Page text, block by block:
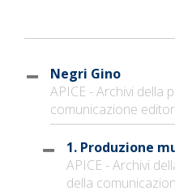
Negri Gino
APICE - Archivi della
comunicazione
1. Produzione
APICE - Archivi
della